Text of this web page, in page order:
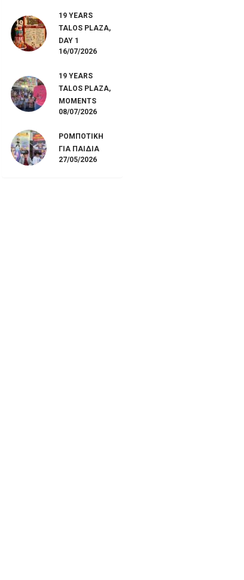
19 YEARS
TALOS PLAZA,
DAY 1
16/07/2026
19 YEARS
TALOS PLAZA,
MOMENTS
08/07/2026
ΡΟΜΠΟΤΙΚΉ
ΓΙΑ ΠΑΙΔΙΆ
27/05/2026